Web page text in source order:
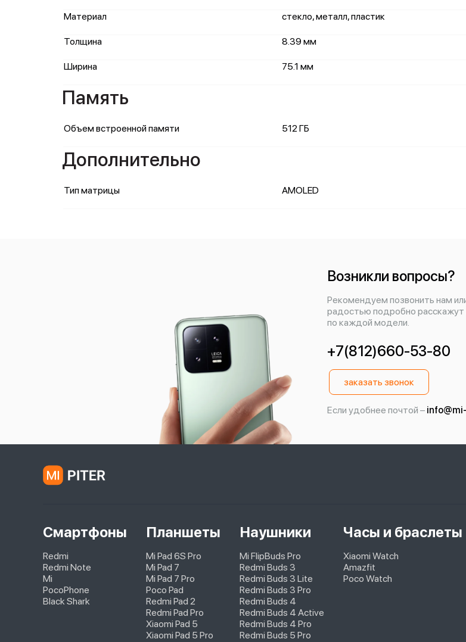
Материал стекло, металл, пластик
Толщина 8.39 мм
Ширина 75.1 мм
Память
Объем встроенной памяти 512 ГБ
Дополнительно
Тип матрицы AMOLED
Возникли вопросы?
Рекомендуем позвонить нам
радостью подробно расскажут
по каждой модели.
+7(812)660-53-80
заказать звонок
Если удобнее почтой –
Смартфоны
Redmi
Redmi Note
Mi
PocoPhone
Black Shark
Планшеты
Mi Pad 6S Pro
Mi Pad 7
Mi Pad 7 Pro
Poco Pad
Redmi Pad 2
Redmi Pad Pro
Xiaomi Pad 5
Xiaomi Pad 5 Pro
Наушники
Mi FlipBuds Pro
Redmi Buds 3
Redmi Buds 3 Lite
Redmi Buds 3 Pro
Redmi Buds 4
Redmi Buds 4 Active
Redmi Buds 4 Pro
Redmi Buds 5 Pro
Часы и браслеты
Xiaomi Watch
Amazfit
Poco Watch